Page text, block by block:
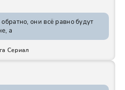
они всё равно будут
а
Сериал